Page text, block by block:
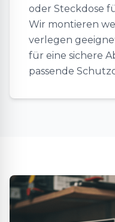
oder Steckdose
Wir montieren
verlegen
für eine sichere
passende